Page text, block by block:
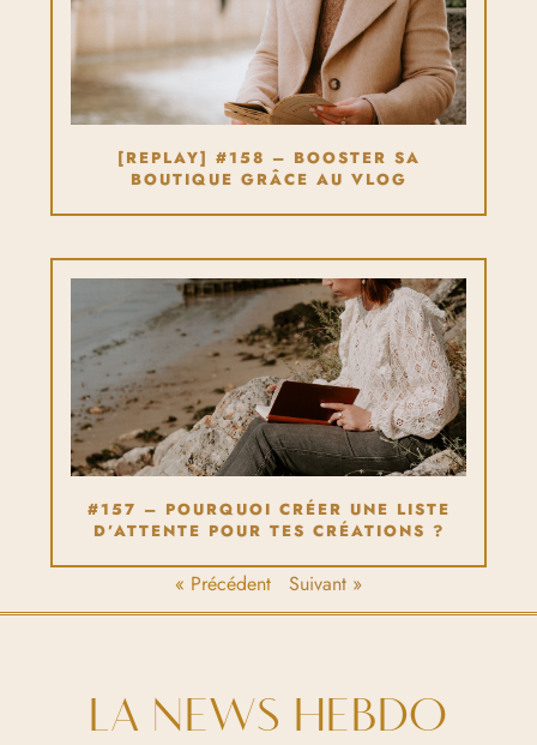
[REPLAY] #158 – BOOSTER SA
BOUTIQUE GRÂCE AU VLOG
#157 – POURQUOI CRÉER UNE LISTE
D’ATTENTE POUR TES CRÉATIONS ?
« Précédent Suivant »
LA NEWS HEBDO